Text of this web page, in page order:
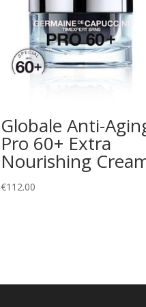
Globale Anti-
Pro 60+ Extra
Nourishing
€112.00